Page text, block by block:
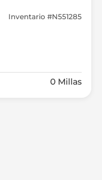
Inventario #N551285
0 Millas